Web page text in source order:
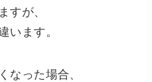
すが、
います。
なった場合、